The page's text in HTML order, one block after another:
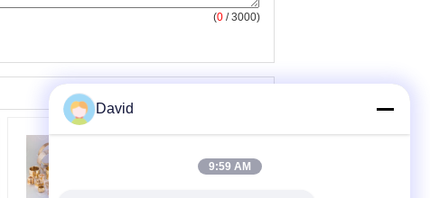
(0 / 3000)
David
9:59 AM